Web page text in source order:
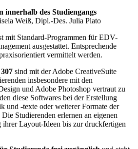
des Studiengangs
Weiß, Dipl.-Des. Julia Plato
mit Standard-Programmen für EDV-
ausgestattet. Entsprechende
vermittelt werden.
sind mit der Adobe CreativeSuite
insbesondere mit den
und Adobe Photoshop vertraut zu
diese Softwares bei der Erstellung
und -texte oder weiterer Formate der
Studierenden erlernen an eigenen
ihrer Layout-Ideen bis zur druckfertigen